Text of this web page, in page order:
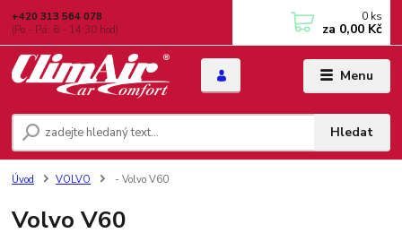
Menu
Hledat
+420 313 564 078
(Po - Pá: 6 - 14:30 hod)
0 ks
za 0,00 Kč
Úvod VOLVO - Volvo V60
Volvo V60